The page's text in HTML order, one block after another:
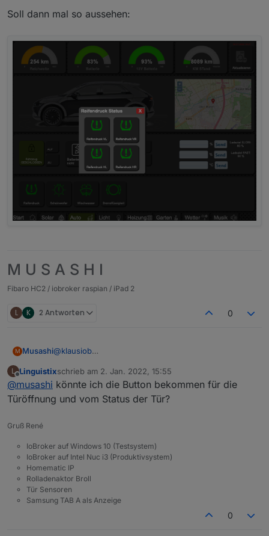
Soll dann mal so aussehen:
M U S A S H I
Fibaro HC2 / iobroker raspian / iPad 2
L K 2 Antworten 0
M Musashi@klausiob
nur der Sammelstatus angezeigt, liegt eine Warnung
vor wird das Icon rot. Beim Reifenluftdruck z.B. gibt
es ja einen Status für jeden Reifen, genauso bei der
Überwachung der Leuchtmittel, für diese plane ich an
Soll dann mal so aussehen:
L Linguistixschrieb am 2. Jan. 2022, 15:55
zuletzt editiert von
@musashi könnte ich die Button bekommen für die
Türöffnung und vom Status der Tür?
Gruß René
IoBroker auf Windows 10 (Testsystem)
IoBroker auf Intel Nuc i3 (Produktivsystem)
Homematic IP
Rolladenaktor Broll
Tür Sensoren
Samsung TAB A als Anzeige
0